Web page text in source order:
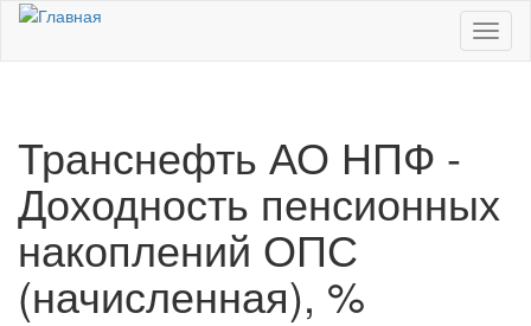
Перейти к основному содержанию
Транснефть АО НПФ -
Доходность пенсионных
накоплений ОПС
(начисленная), %